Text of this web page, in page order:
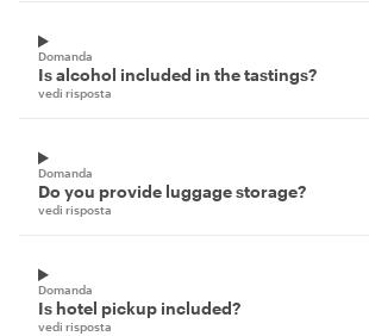
Domanda
Is alcohol included in the tastings?
vedi risposta
Domanda
Do you provide luggage storage?
vedi risposta
Domanda
Is hotel pickup included?
vedi risposta